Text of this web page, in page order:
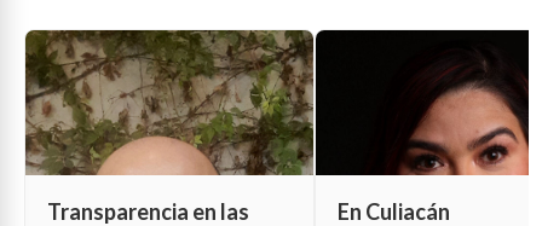
Transparencia en las
En Culiacán